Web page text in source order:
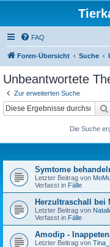
FAQ
Foren-Übersicht Suche
Unbeantwortete
Zur erweiterten Suche
Die Suche
Symtome
Letzter Beitrag von
Verfasst in Fälle
Herzultraschall bei
Letzter Beitrag von
Verfasst in Fälle
Amodip -
Letzter Beitrag von